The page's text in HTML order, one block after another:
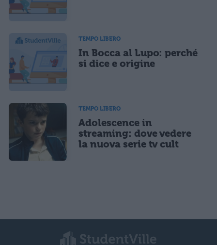
TEMPO LIBERO
In Bocca al Lupo: perché
si dice e origine
TEMPO LIBERO
Adolescence in
streaming: dove vedere
la nuova serie tv cult